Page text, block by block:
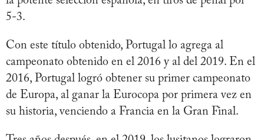
5-3.
Con este título obtenido, Portugal lo agrega al
campeonato obtenido en el 2016 y al del 2019. En el
2016, Portugal logró obtener su primer campeonato
de Europa, al ganar la Eurocopa por primera vez en
su historia, venciendo a Francia en la Gran Final.